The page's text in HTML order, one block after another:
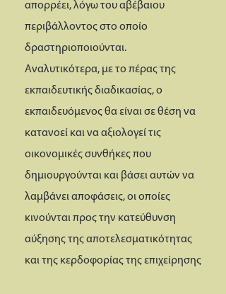
απορρέει, λόγω του αβέβαιου
περιβάλλοντος στο οποίο
δραστηριοποιούνται.
Αναλυτικότερα, με το πέρας της
εκπαιδευτικής διαδικασίας, ο
εκπαιδευόμενος θα είναι σε θέση να
κατανοεί και να αξιολογεί τις
οικονομικές συνθήκες που
δημιουργούνται και βάσει αυτών να
λαμβάνει αποφάσεις, οι οποίες
κινούνται προς την κατεύθυνση
αύξησης της αποτελεσματικότητας
και της κερδοφορίας της επιχείρησης